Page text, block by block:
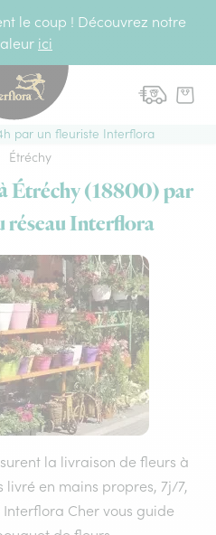
le coup ! Découvrez notre
ici
par un fleuriste Interflora
Étréchy
Étréchy (18800) par
réseau Interflora
la livraison de fleurs à
livré en mains propres, 7j/7,
Cher vous guide